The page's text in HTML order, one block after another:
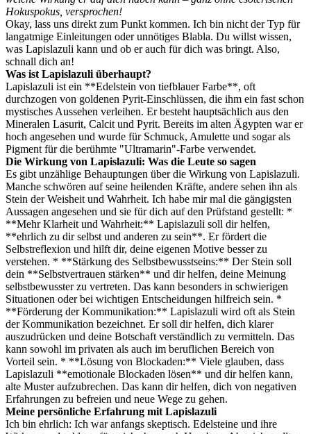
Hokuspokus, versprochen!
Okay, lass uns direkt zum Punkt kommen. Ich bin nicht der Typ für
langatmige Einleitungen oder unnötiges Blabla. Du willst wissen,
was Lapislazuli kann und ob er auch für dich was bringt. Also,
schnall dich an!
Was ist Lapislazuli überhaupt?
Lapislazuli ist ein **Edelstein von tiefblauer Farbe**, oft
durchzogen von goldenen Pyrit-Einschlüssen, die ihm ein fast schon
mystisches Aussehen verleihen. Er besteht hauptsächlich aus den
Mineralen Lasurit, Calcit und Pyrit. Bereits im alten Ägypten war er
hoch angesehen und wurde für Schmuck, Amulette und sogar als
Pigment für die berühmte "Ultramarin"-Farbe verwendet.
Die Wirkung von Lapislazuli: Was die Leute so sagen
Es gibt unzählige Behauptungen über die Wirkung von Lapislazuli.
Manche schwören auf seine heilenden Kräfte, andere sehen ihn als
Stein der Weisheit und Wahrheit. Ich habe mir mal die gängigsten
Aussagen angesehen und sie für dich auf den Prüfstand gestellt: *
**Mehr Klarheit und Wahrheit:** Lapislazuli soll dir helfen,
**ehrlich zu dir selbst und anderen zu sein**. Er fördert die
Selbstreflexion und hilft dir, deine eigenen Motive besser zu
verstehen. * **Stärkung des Selbstbewusstseins:** Der Stein soll
dein **Selbstvertrauen stärken** und dir helfen, deine Meinung
selbstbewusster zu vertreten. Das kann besonders in schwierigen
Situationen oder bei wichtigen Entscheidungen hilfreich sein. *
**Förderung der Kommunikation:** Lapislazuli wird oft als Stein
der Kommunikation bezeichnet. Er soll dir helfen, dich klarer
auszudrücken und deine Botschaft verständlich zu vermitteln. Das
kann sowohl im privaten als auch im beruflichen Bereich von
Vorteil sein. * **Lösung von Blockaden:** Viele glauben, dass
Lapislazuli **emotionale Blockaden lösen** und dir helfen kann,
alte Muster aufzubrechen. Das kann dir helfen, dich von negativen
Erfahrungen zu befreien und neue Wege zu gehen.
Meine persönliche Erfahrung mit Lapislazuli
Ich bin ehrlich: Ich war anfangs skeptisch. Edelsteine und ihre